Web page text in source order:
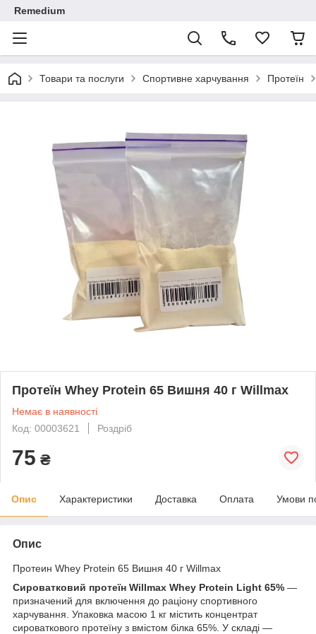
Remedium
Товари та послуги Спортивне харчування Протеїн
Протеїн Whey Protein 65 Вишня 40 г Willmax
Немає в наявності
Код: 00003621
Роздріб
75 ₴
Опис Характеристики Доставка Оплата Умови
Опис
Протеин Whey Protein 65 Вишня 40 г Willmax
Сироватковий протеїн Willmax Whey Protein Light 65% —
призначений для включення до раціону спортивного
харчування. Упаковка масою 1 кг містить концентрат
сироваткового протеїну з вмістом білка 65%. У складі —